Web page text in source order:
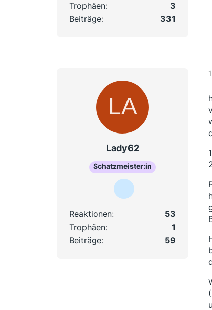
Trophäen
3
Beiträge
331
Lady62
Schatzmeister:in
Reaktionen
53
Trophäen
1
Beiträge
59